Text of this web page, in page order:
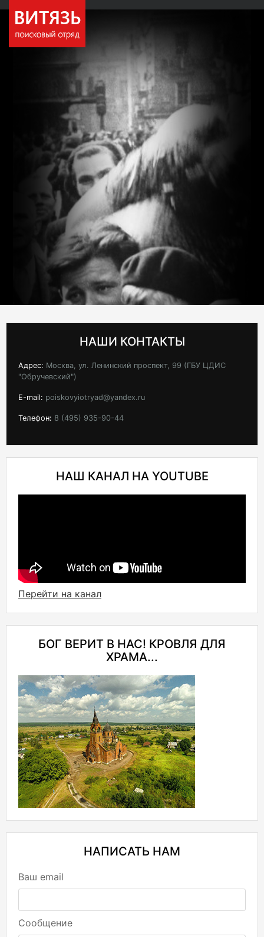
НАШИ КОНТАКТЫ
Адрес: Москва, ул. Ленинский проспект, 99 (ГБУ ЦДИС
"Обручевский")
E-mail: poiskovyiotryad@yandex.ru
Телефон: 8 (495) 935-90-44
НАШ КАНАЛ НА YOUTUBE
Перейти на канал
БОГ ВЕРИТ В НАС! КРОВЛЯ ДЛЯ
ХРАМА...
НАПИСАТЬ НАМ
Ваш email
Сообщение